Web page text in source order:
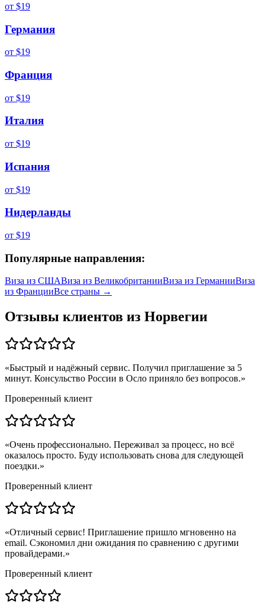
от $19
Германия
от $19
Франция
от $19
Италия
от $19
Испания
от $19
Нидерланды
от $19
Популярные направления:
Виза из СШАВиза из ВеликобританииВиза из ГерманииВиза
из ФранцииВсе страны →
Отзывы клиентов из Норвегии
«Быстрый и надёжный сервис. Получил приглашение за 5
минут. Консульство России в Осло приняло без вопросов.»
Проверенный клиент
«Очень профессионально. Переживал за процесс, но всё
оказалось просто. Буду использовать снова для следующей
поездки.»
Проверенный клиент
«Отличный сервис! Приглашение пришло мгновенно на
email. Сэкономил дни ожидания по сравнению с другими
провайдерами.»
Проверенный клиент